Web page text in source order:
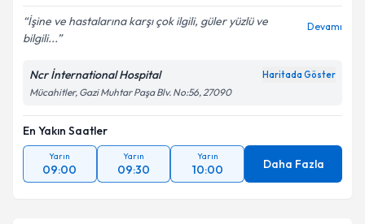
İşine ve hastalarına karşı çok ilgili, güler yüzlü ve
bilgili...
Devamı
Ncr İnternational Hospital Haritada Göster
Mücahitler, Gazi Muhtar Paşa Blv. No:56, 27090
En Yakın Saatler
Yarın
09:00
Yarın
09:30
Yarın
10:00 Daha Fazla